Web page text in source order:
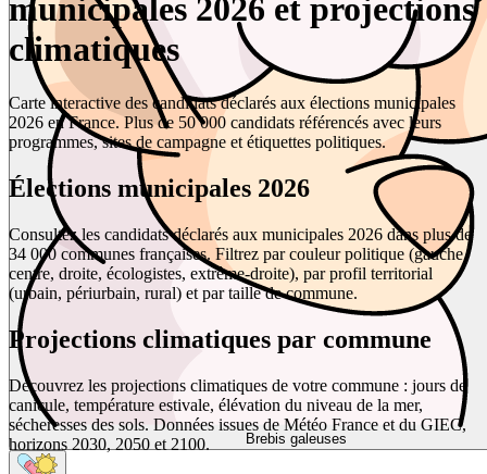
Brebis galeuses
municipales 2026 et projections
climatiques
Carte interactive des candidats déclarés aux élections municipales
2026 en France. Plus de 50 000 candidats référencés avec leurs
programmes, sites de campagne et étiquettes politiques.
Élections municipales 2026
Consultez les candidats déclarés aux municipales 2026 dans plus de
34 000 communes françaises. Filtrez par couleur politique (gauche,
centre, droite, écologistes, extrême-droite), par profil territorial
(urbain, périurbain, rural) et par taille de commune.
Projections climatiques par commune
Découvrez les projections climatiques de votre commune : jours de
canicule, température estivale, élévation du niveau de la mer,
sécheresses des sols. Données issues de Météo France et du GIEC,
horizons 2030, 2050 et 2100.